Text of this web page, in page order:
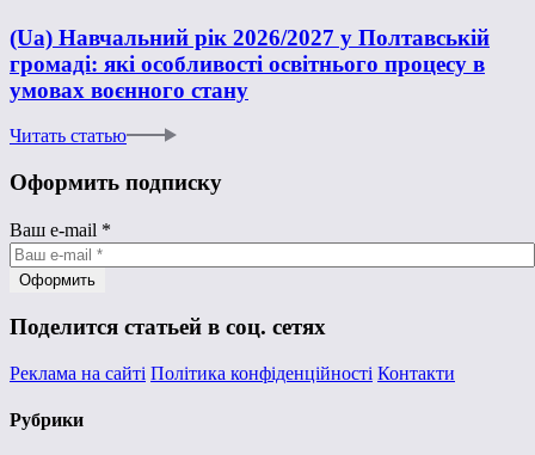
(Ua) Навчальний рік 2026/2027 у Полтавській
громаді: які особливості освітнього процесу в
умовах воєнного стану
Читать статью
Оформить подписку
Ваш e-mail *
Поделится статьей в соц. сетях
Реклама на сайті Політика конфіденційності Контакти
Рубрики